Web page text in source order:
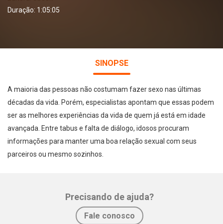
Duração: 1:05:05
SINOPSE
A maioria das pessoas não costumam fazer sexo nas últimas
décadas da vida. Porém, especialistas apontam que essas podem
ser as melhores experiências da vida de quem já está em idade
avançada. Entre tabus e falta de diálogo, idosos procuram
informações para manter uma boa relação sexual com seus
parceiros ou mesmo sozinhos.
Precisando de ajuda?
Fale conosco